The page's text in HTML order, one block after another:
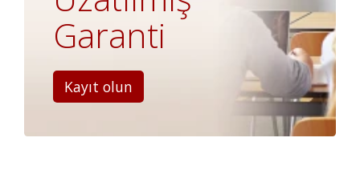
Garanti
Kayıt olun